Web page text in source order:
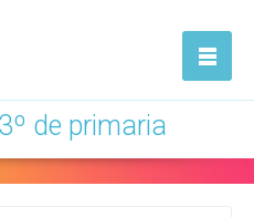
navegación
de primaria